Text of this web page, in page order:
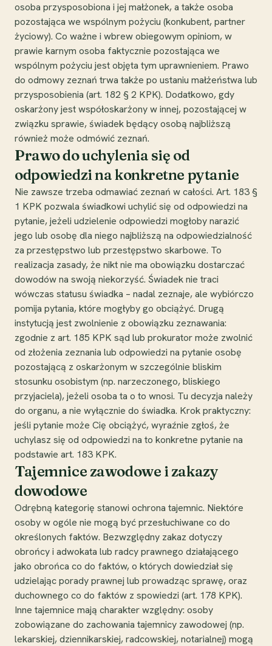
osoba przysposobiona i jej małżonek, a także osoba
pozostająca we wspólnym pożyciu (konkubent, partner
życiowy). Co ważne i wbrew obiegowym opiniom, w
prawie karnym osoba faktycznie pozostająca we
wspólnym pożyciu jest objęta tym uprawnieniem. Prawo
do odmowy zeznań trwa także po ustaniu małżeństwa lub
przysposobienia (art. 182 § 2 KPK). Dodatkowo, gdy
oskarżony jest współoskarżony w innej, pozostającej w
związku sprawie, świadek będący osobą najbliższą
również może odmówić zeznań.
Prawo do uchylenia się od
odpowiedzi na konkretne pytanie
Nie zawsze trzeba odmawiać zeznań w całości. Art. 183 §
1 KPK pozwala świadkowi uchylić się od odpowiedzi na
pytanie, jeżeli udzielenie odpowiedzi mogłoby narazić
jego lub osobę dla niego najbliższą na odpowiedzialność
za przestępstwo lub przestępstwo skarbowe. To
realizacja zasady, że nikt nie ma obowiązku dostarczać
dowodów na swoją niekorzyść. Świadek nie traci
wówczas statusu świadka – nadal zeznaje, ale wybiórczo
pomija pytania, które mogłyby go obciążyć. Drugą
instytucją jest zwolnienie z obowiązku zeznawania:
zgodnie z art. 185 KPK sąd lub prokurator może zwolnić
od złożenia zeznania lub odpowiedzi na pytanie osobę
pozostającą z oskarżonym w szczególnie bliskim
stosunku osobistym (np. narzeczonego, bliskiego
przyjaciela), jeżeli osoba ta o to wnosi. Tu decyzja należy
do organu, a nie wyłącznie do świadka. Krok praktyczny:
jeśli pytanie może Cię obciążyć, wyraźnie zgłoś, że
uchylasz się od odpowiedzi na to konkretne pytanie na
podstawie art. 183 KPK.
Tajemnice zawodowe i zakazy
dowodowe
Odrębną kategorię stanowi ochrona tajemnic. Niektóre
osoby w ogóle nie mogą być przesłuchiwane co do
określonych faktów. Bezwzględny zakaz dotyczy
obrońcy i adwokata lub radcy prawnego działającego
jako obrońca co do faktów, o których dowiedział się
udzielając porady prawnej lub prowadząc sprawę, oraz
duchownego co do faktów z spowiedzi (art. 178 KPK).
Inne tajemnice mają charakter względny: osoby
zobowiązane do zachowania tajemnicy zawodowej (np.
lekarskiej, dziennikarskiej, radcowskiej, notarialnej) mogą